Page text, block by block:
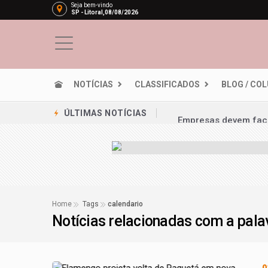
Seja bem-vindo
SP - Litoral,08/08/2026
NOTÍCIAS CLASSIFICADOS BLOG /
ÚLTIMAS NOTÍCIAS
PRD e
Projeto permite que
Nova lei reforça
Home Tags calendario
Notícias relacionadas com a